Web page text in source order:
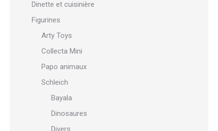
Dinette et cuisinière
Figurines
Arty Toys
Collecta Mini
Papo animaux
Schleich
Bayala
Dinosaures
Divers